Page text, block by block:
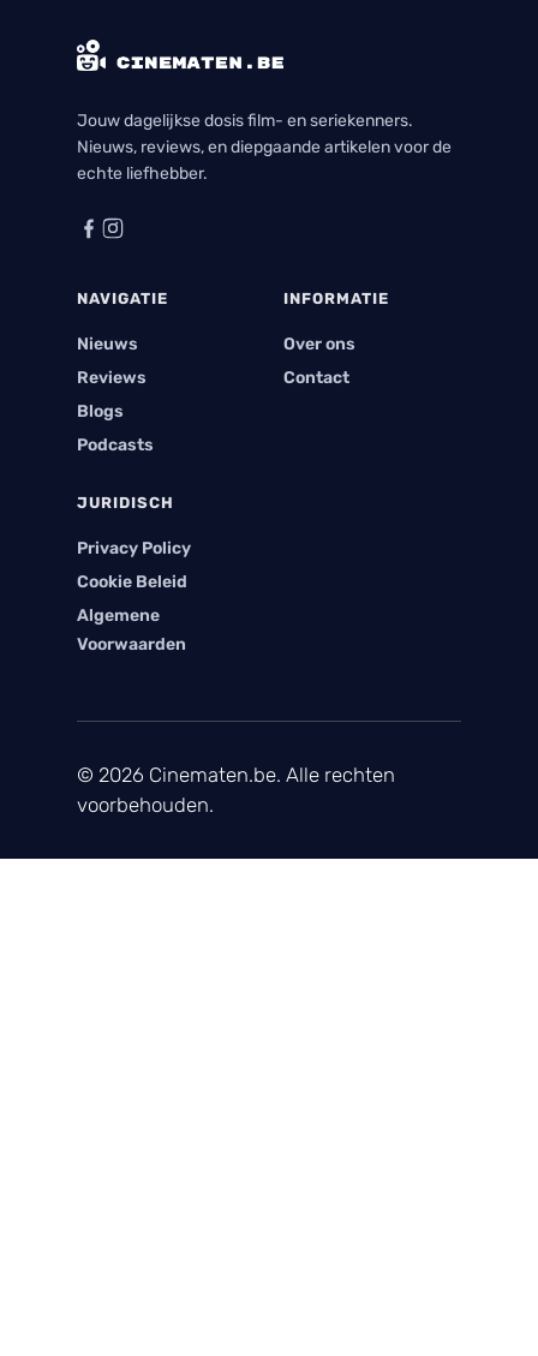
Jouw dagelijkse dosis film- en seriekenners.
Nieuws, reviews, en diepgaande artikelen voor de
echte liefhebber.
NAVIGATIE
Nieuws
Reviews
Blogs
Podcasts
INFORMATIE
Over ons
Contact
JURIDISCH
Privacy Policy
Cookie Beleid
Algemene
Voorwaarden
© 2026 Cinematen.be. Alle rechten
voorbehouden.